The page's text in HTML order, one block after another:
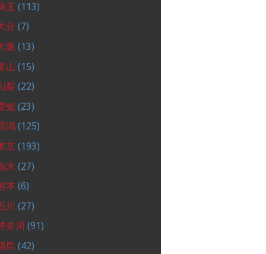
玉 (113)
分 (7)
阪 (13)
山 (15)
梨 (22)
知 (23)
潟 (125)
京 (193)
木 (27)
本 (6)
川 (27)
奈川 (91)
島 (42)